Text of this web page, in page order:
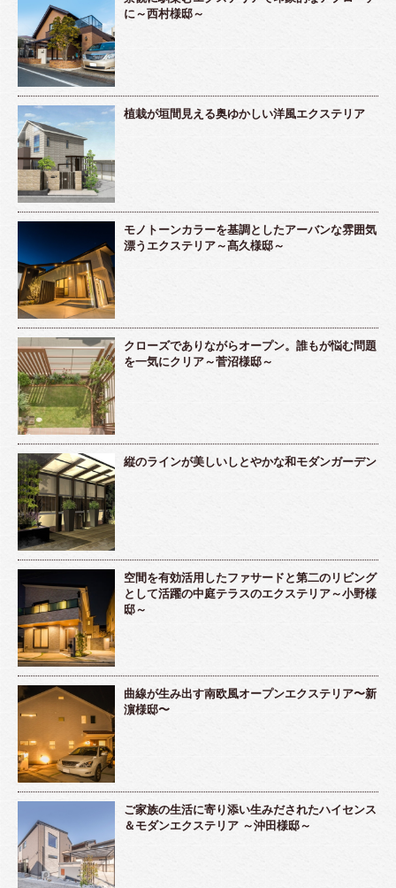
に～西村様邸～
植栽が垣間見える奥ゆかしい洋風エクステリア
モノトーンカラーを基調としたアーバンな雰囲気
漂うエクステリア～髙久様邸～
クローズでありながらオープン。誰もが悩む問題
を一気にクリア～菅沼様邸～
縦のラインが美しいしとやかな和モダンガーデン
空間を有効活用したファサードと第二のリビング
として活躍の中庭テラスのエクステリア～小野様
邸～
曲線が生み出す南欧風オープンエクステリア〜新
濵様邸〜
ご家族の生活に寄り添い生みだされたハイセンス
＆モダンエクステリア ～沖田様邸～